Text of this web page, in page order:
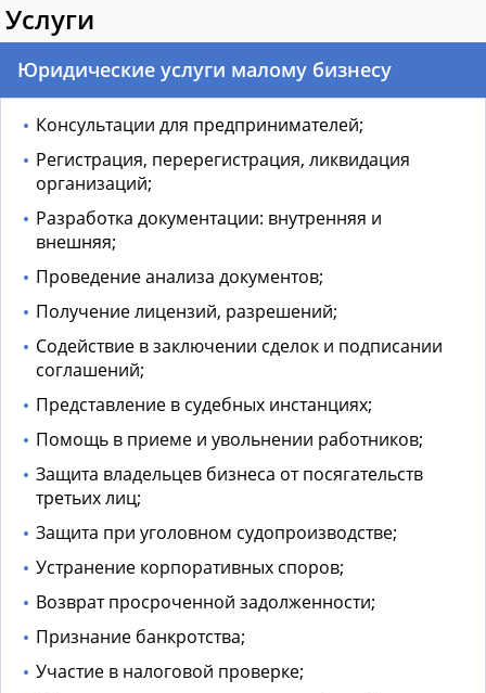
Услуги
Юридические услуги малому бизнесу
Консультации для предпринимателей;
Регистрация, перерегистрация, ликвидация
организаций;
Разработка документации: внутренняя и
внешняя;
Проведение анализа документов;
Получение лицензий, разрешений;
Содействие в заключении сделок и подписании
соглашений;
Представление в судебных инстанциях;
Помощь в приеме и увольнении работников;
Защита владельцев бизнеса от посягательств
третьих лиц;
Защита при уголовном судопроизводстве;
Устранение корпоративных споров;
Возврат просроченной задолженности;
Признание банкротства;
Участие в налоговой проверке;